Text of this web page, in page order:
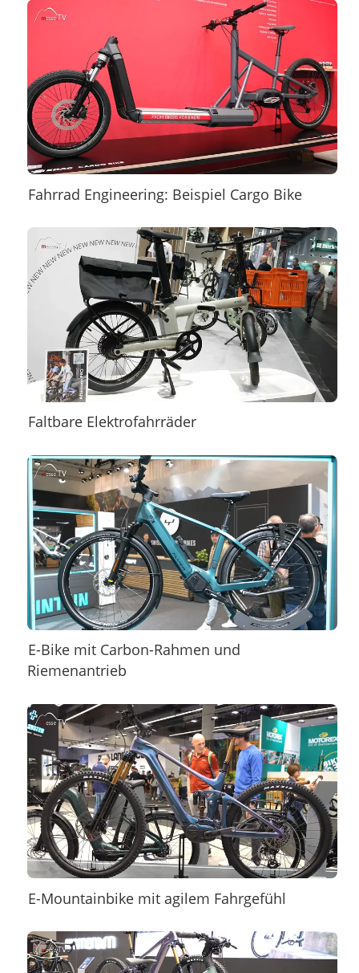
Fahrrad Engineering: Beispiel Cargo Bike
Faltbare Elektrofahrräder
E-Bike mit Carbon-Rahmen und
Riemenantrieb
E-Mountainbike mit agilem Fahrgefühl